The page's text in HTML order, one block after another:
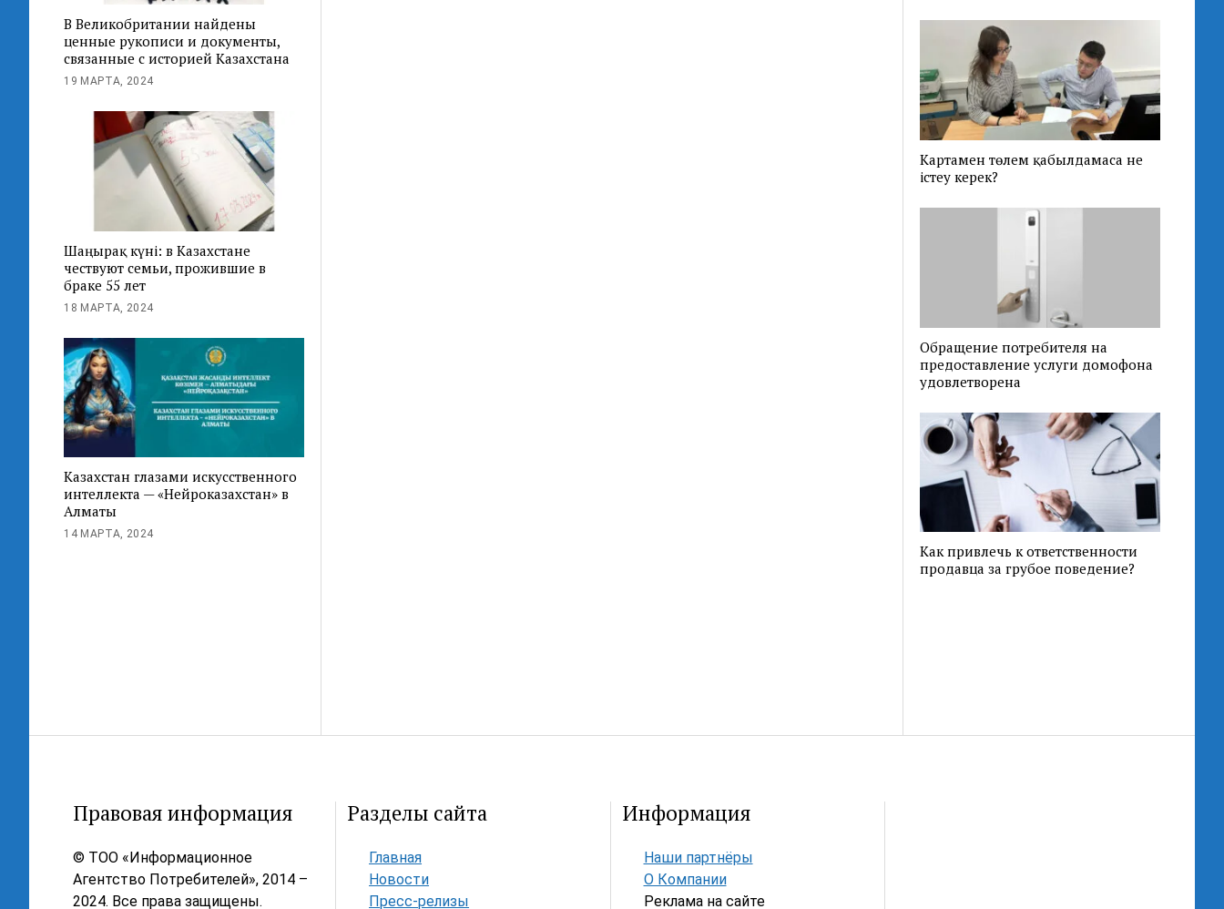
В Великобритании найдены
ценные рукописи и документы,
связанные с историей Казахстана
19 МАРТА, 2024
Шаңырақ күні: в Казахстане
чествуют семьи, прожившие в
браке 55 лет
18 МАРТА, 2024
Казахстан глазами искусственного
интеллекта — «Нейроказахстан» в
Алматы
14 МАРТА, 2024
Картамен төлем қабылдамаса не
істеу керек?
Обращение потребителя на
предоставление услуги домофона
удовлетворена
Как привлечь к ответственности
продавца за грубое поведение?
Правовая информация
© ТОО «Информационное
Агентство Потребителей», 2014 –
2024. Все права защищены.
Разделы сайта
Главная
Новости
Пресс-релизы
Информация
Наши партнёры
О Компании
Реклама на сайте